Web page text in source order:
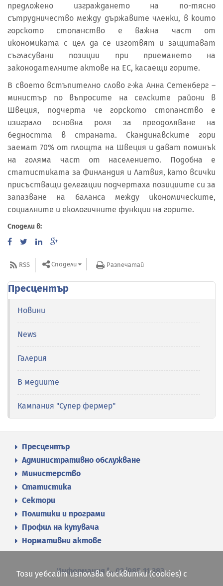
предложено изграждането на по-тясно
сътрудничество между държавите членки, в които
горското стопанство е важна част от
икономиката с цел да се изготвят и защитават
съгласувани позиции при приемането на
законодателните актове на ЕС, касаещи горите.
В своето встъпително слово г-жа Анна Сетенберг –
министър по въпросите на селските райони в
Швеция, подчерта че горското стопанство е
изиграло основна роля за преодоляване на
бедността в страната. Скандинавските гори
заемат 70% от площта на Швеция и дават поминък
на голяма част от населението. Подобна е
статистиката за Финландия и Латвия, като всички
присъстващи делегации подчертаха позициите си за
запазване на баланса между икономическите,
социалните и екологичните функции на горите.
Сподели в:
RSS Сподели Разпечатай
Пресцентър
Новини
News
Галерия
В медиите
Кампания "Супер фермер"
Пресцентър
Административно обслужване
Министерство
Статистика
Сектори
Политики и програми
Профил на купувача
Нормативни актове
Информация 02/985 11 383
Този уебсайт използва бисквитки (cookies) с